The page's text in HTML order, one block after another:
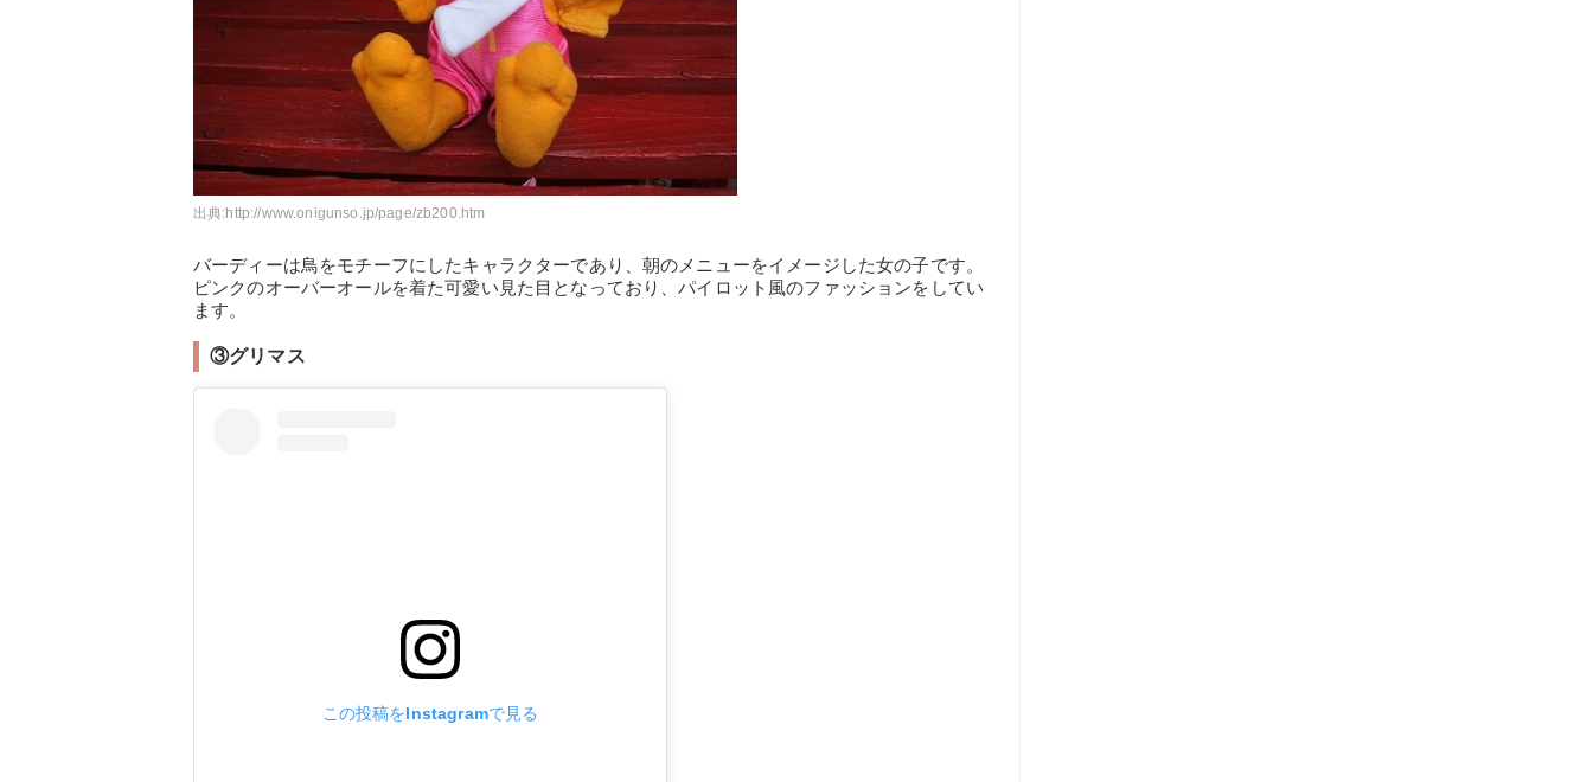
出典:http://www.onigunso.jp/page/zb200.htm
バーディーは鳥をモチーフにしたキャラクターであり、朝のメニューをイメージした女の子です。
ピンクのオーバーオールを着た可愛い見た目となっており、パイロット風のファッションをしてい
ます。
③グリマス
この投稿をInstagramで見る